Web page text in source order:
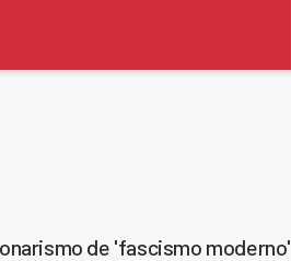
de 'fascismo moderno'